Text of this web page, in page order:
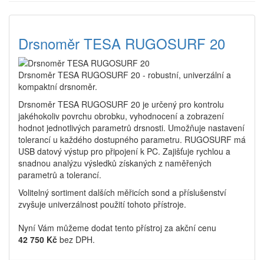
Drsnoměr TESA RUGOSURF 20
Drsnoměr TESA RUGOSURF 20 - robustní, univerzální a
kompaktní drsnoměr.
Drsnoměr TESA RUGOSURF 20 je určený pro kontrolu
jakéhokoliv povrchu obrobku, vyhodnocení a zobrazení
hodnot jednotlivých parametrů drsnosti. Umožňuje nastavení
tolerancí u každého dostupného parametru. RUGOSURF má
USB datový výstup pro připojení k PC. Zajišťuje rychlou a
snadnou analýzu výsledků získaných z naměřených
parametrů a tolerancí.
Volitelný sortiment dalších měřicích sond a příslušenství
zvyšuje univerzálnost použití tohoto přístroje.
Nyní Vám můžeme dodat tento přístroj za akční cenu
42 750 Kč bez DPH.